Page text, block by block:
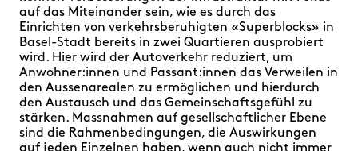
auf das Miteinander sein, wie es durch das
Einrichten von verkehrsberuhigten «Superblocks» in
Basel-Stadt bereits in zwei Quartieren ausprobiert
wird. Hier wird der Autoverkehr reduziert, um
Anwohner:innen und Passant:innen das Verweilen in
den Aussenarealen zu ermöglichen und hierdurch
den Austausch und das Gemeinschaftsgefühl zu
stärken. Massnahmen auf gesellschaftlicher Ebene
sind die Rahmenbedingungen, die Auswirkungen
auf jeden Einzelnen haben, wenn auch nicht immer